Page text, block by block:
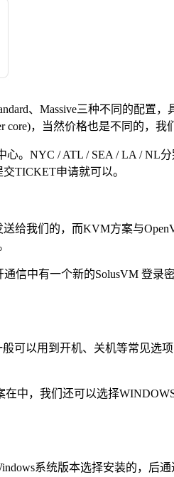
、Massive三种不同的配置
core)，当然价格也是不同的，
。NYC / ATL / SEA / LA /
TICKET申请就可以。
给我们的，而KVM方案与
信中有一个新的SolusVM 登
可以用到开机、关机等常见
中，我们还可以选择
系统版本选择安装的，后